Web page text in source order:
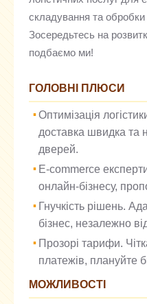
складування та
Зосередьтесь на
подбаємо ми!
ГОЛОВНІ ПЛЮСИ
Оптимізація
доставка швидка та
дверей.
E-commerce
онлайн-бізнесу,
Гнучкість рішень.
бізнес, незалежно
Прозорі тарифи.
платежів, плануйте
МОЖЛИВОСТІ